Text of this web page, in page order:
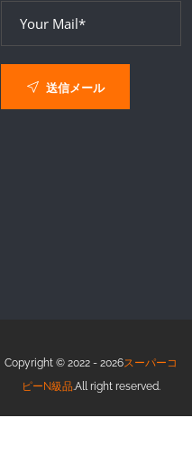
送信メール
Copyright © 2022 - 2026スーパーコ
ピーN級品.All right reserved.